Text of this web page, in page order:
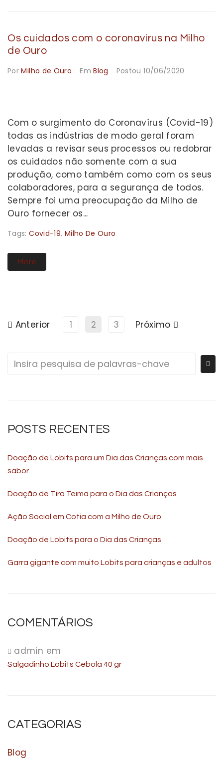
Os cuidados com o coronavírus na Milho
de Ouro
PorMilho de Ouro EmBlog Postou10/06/2020
Com o surgimento do Coronavírus (Covid-19)
todas as indústrias de modo geral foram
levadas a revisar seus processos ou redobrar
os cuidados não somente com a sua
produção, como também como com os seus
colaboradores, para a segurança de todos.
Sempre foi uma preocupação da Milho de
Ouro fornecer os...
Tags:Covid-19, Milho De Ouro
More
Anterior 1 2 3 Próximo
POSTS RECENTES
Doação de Lobits para um Dia das Crianças com mais
sabor
Doação de Tira Teima para o Dia das Crianças
Ação Social em Cotia com a Milho de Ouro
Doação de Lobits para o Dia das Crianças
Garra gigante com muito Lobits para crianças e adultos
COMENTÁRIOS
admin em
Salgadinho Lobits Cebola 40 gr
CATEGORIAS
Blog